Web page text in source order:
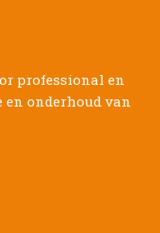
professional en
onderhoud van